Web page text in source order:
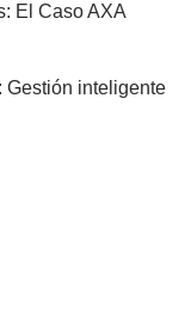
El Caso AXA
Gestión inteligente